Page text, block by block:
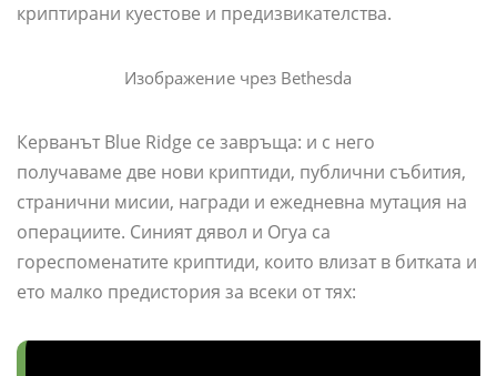
криптирани куестове и предизвикателства.
Изображение чрез Bethesda
Керванът Blue Ridge се завръща: и с него
получаваме две нови криптиди, публични събития,
странични мисии, награди и ежедневна мутация на
операциите. Синият дявол и Огуа са
гореспоменатите криптиди, които влизат в битката и
ето малко предистория за всеки от тях: